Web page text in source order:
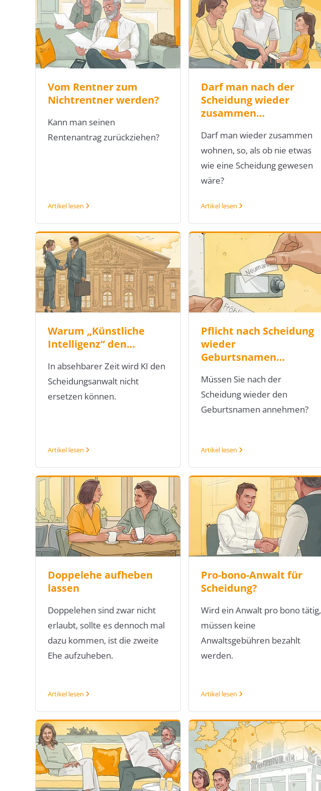
Vom Rentner zum
Nichtrentner werden?
Kann man seinen
Rentenantrag zurückziehen?
Artikel lesen
Darf man nach der
Scheidung wieder
zusammen…
Darf man wieder zusammen
wohnen, so, als ob nie etwas
wie eine Scheidung gewesen
wäre?
Artikel lesen
Warum „Künstliche
Intelligenz“ den…
In absehbarer Zeit wird KI den
Scheidungsanwalt nicht
ersetzen können.
Artikel lesen
Pflicht nach Scheidung
wieder
Geburtsnamen…
Müssen Sie nach der
Scheidung wieder den
Geburtsnamen annehmen?
Artikel lesen
Doppelehe aufheben
lassen
Doppelehen sind zwar nicht
erlaubt, sollte es dennoch mal
dazu kommen, ist die zweite
Ehe aufzuheben.
Artikel lesen
Pro-bono-Anwalt für
Scheidung?
Wird ein Anwalt pro bono tätig,
müssen keine
Anwaltsgebühren bezahlt
werden.
Artikel lesen